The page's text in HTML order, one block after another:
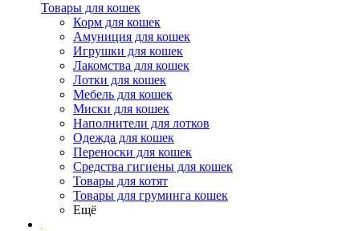
Товары для кошек
Корм для кошек
Амуниция для кошек
Игрушки для кошек
Лакомства для кошек
Лотки для кошек
Мебель для кошек
Миски для кошек
Наполнители для лотков
Одежда для кошек
Переноски для кошек
Средства гигиены для кошек
Товары для котят
Товары для груминга кошек
Ещё